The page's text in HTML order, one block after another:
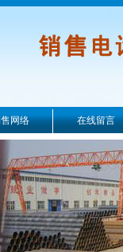
网络 在线留言